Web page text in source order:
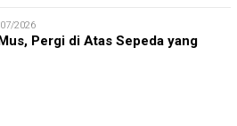
2026
Pergi di Atas Sepeda yang